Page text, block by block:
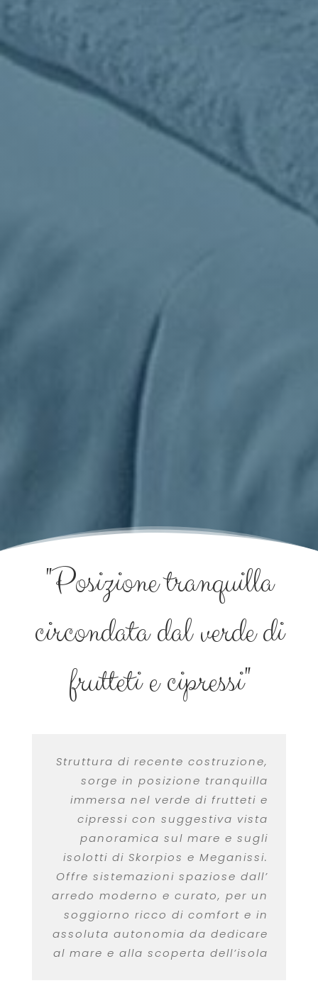
"Posizione tranquilla
circondata dal verde di
frutteti e cipressi"
Struttura di recente costruzione,
sorge in posizione tranquilla
immersa nel verde di frutteti e
cipressi con suggestiva vista
panoramica sul mare e sugli
isolotti di Skorpios e Meganissi.
Offre sistemazioni spaziose dall’
arredo moderno e curato, per un
soggiorno ricco di comfort e in
assoluta autonomia da dedicare
al mare e alla scoperta dell’isola